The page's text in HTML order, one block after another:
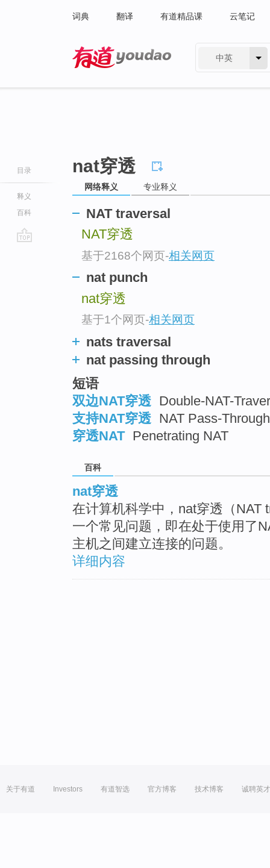
词典 翻译 有道精品课 云笔记
中英
目录
释义
百科
nat穿透
网络释义 专业释义
NAT traversal
NAT穿透
基于2168个网页-相关网页
nat punch
nat穿透
基于1个网页-相关网页
nats traversal
nat passing through
短语
双边NAT穿透 Double-NAT-
支持NAT穿透 NAT Pass-Through
穿透NAT Penetrating NAT
百科
nat穿透
在计算机科学中，nat穿透（NAT
一个常见问题，即在处于使用了
主机之间建立连接的问题。
详细内容
关于有道 Investors 有道智选 官方博客 技术博客 诚聘英才